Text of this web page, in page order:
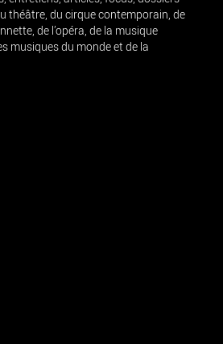
théâtre, du cirque contemporain, de
de l’opéra, de la musique
musiques du monde et de la